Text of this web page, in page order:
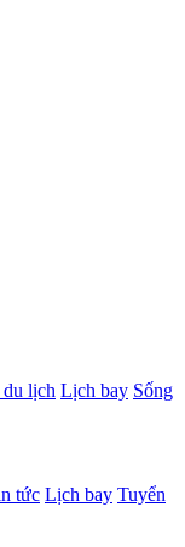
du lịch Lịch bay Sống
tức Lịch bay Tuyển